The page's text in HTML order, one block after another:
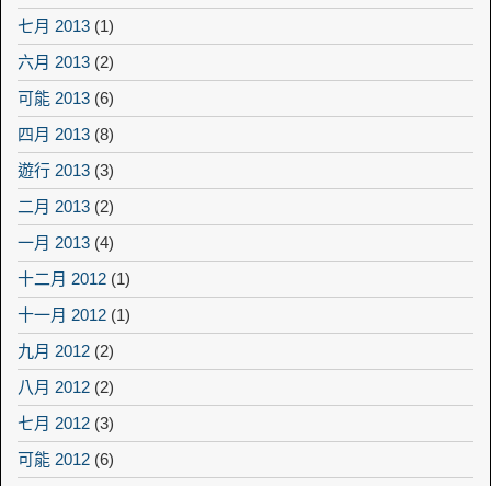
七月 2013 (1)
六月 2013 (2)
可能 2013 (6)
四月 2013 (8)
遊行 2013 (3)
二月 2013 (2)
一月 2013 (4)
十二月 2012 (1)
十一月 2012 (1)
九月 2012 (2)
八月 2012 (2)
七月 2012 (3)
可能 2012 (6)